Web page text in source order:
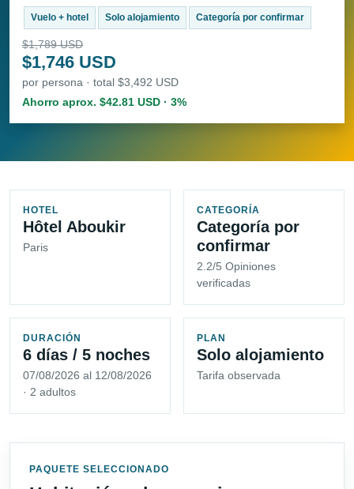
Vuelo + hotel Solo alojamiento Categoría por confirmar
$1,789 USD
$1,746 USD
por persona · total $3,492 USD
Ahorro aprox. $42.81 USD · 3%
HOTEL
Hôtel Aboukir
Paris
CATEGORÍA
Categoría por
confirmar
2.2/5 Opiniones
verificadas
DURACIÓN
6 días / 5 noches
07/08/2026 al 12/08/2026
· 2 adultos
PLAN
Solo alojamiento
Tarifa observada
PAQUETE SELECCIONADO